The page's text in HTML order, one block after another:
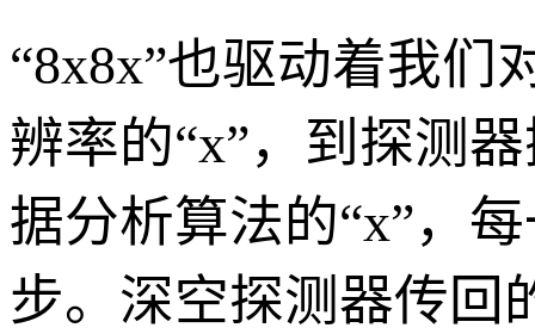
“8x8x”也驱动着我们
辨率的“x”，到探测
据分析算法的“x”，
步。深空探测器传回